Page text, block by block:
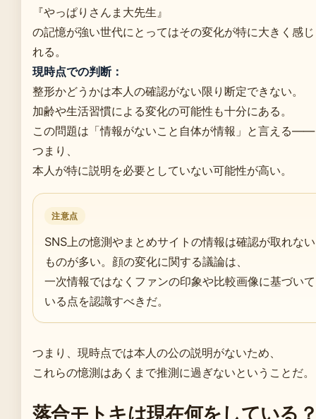
『やっぱりさんま大先生』
の記憶が強い世代にとってはその変化が特に大きく感
れる。
現時点での判断：
整形かどうかは本人の確認がない限り断定できない。
加齢や生活習慣による変化の可能性も十分にある。
この問題は「情報がないこと自体が情報」と言える——
つまり、
本人が特に説明を必要としていない可能性が高い。
注意点
SNS上の憶測やまとめサイトの情報は確認が取れない
ものが多い。顔の変化に関する議論は、
一次情報ではなくファンの印象や比較画像に基づいて
いる点を認識すべきだ。
つまり、現時点では本人の公の説明がないため、
これらの憶測はあくまで推測に過ぎないということだ。
落合モトキは現在何をしている